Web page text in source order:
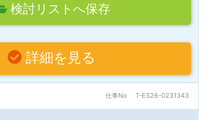
検討リストへ保存
詳細を見る
仕事No T-ES26-0231343